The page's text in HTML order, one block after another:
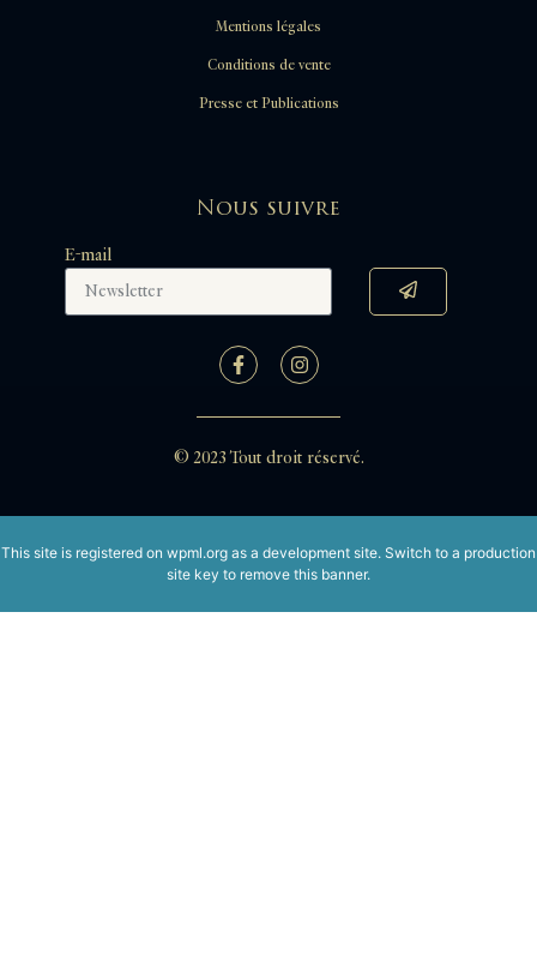
Mentions légales
Conditions de vente
Presse et Publications
Nous suivre
E-mail
© 2023 Tout droit réservé.
This site is registered on wpml.org as a development site. Switch to a production
site key to remove this banner.